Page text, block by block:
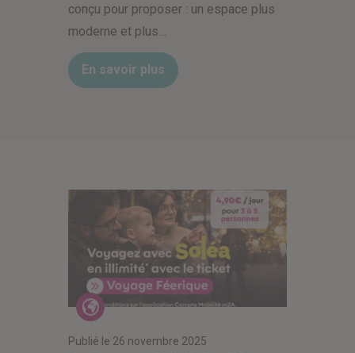
conçu pour proposer : un espace plus
moderne et plus…
En savoir plus
Actualités
Publié le 26 novembre 2025